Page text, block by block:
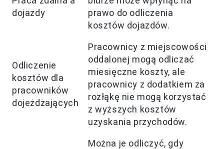
dojazdy
prawo do odliczenia
kosztów dojazdów.
Odliczenie
kosztów dla
pracowników
dojeżdżających
Pracownicy z miejscowości
oddalonej mogą odliczać
miesięczne koszty, ale
pracownicy z dodatkiem za
rozłąkę nie mogą korzystać
z wyższych kosztów
uzyskania przychodów.
Można je odliczyć, gdy